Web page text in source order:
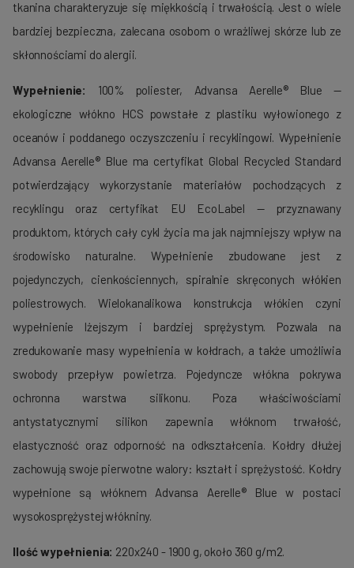
tkanina charakteryzuje się miękkością i trwałością. Jest o wiele
bardziej bezpieczna, zalecana osobom o wrażliwej skórze lub ze
skłonnościami do alergii.
Wypełnienie:
100% poliester, Advansa Aerelle® Blue —
ekologiczne włókno HCS powstałe z plastiku wyłowionego z
oceanów i poddanego oczyszczeniu i recyklingowi. Wypełnienie
Advansa Aerelle® Blue ma certyfikat Global Recycled Standard
potwierdzający wykorzystanie materiałów pochodzących z
recyklingu oraz certyfikat EU EcoLabel — przyznawany
produktom, których cały cykl życia ma jak najmniejszy wpływ na
środowisko naturalne. Wypełnienie zbudowane jest z
pojedynczych, cienkościennych, spiralnie skręconych włókien
poliestrowych. Wielokanalikowa konstrukcja włókien czyni
wypełnienie lżejszym i bardziej sprężystym. Pozwala na
zredukowanie masy wypełnienia w kołdrach, a także umożliwia
swobody przepływ powietrza. Pojedyncze włókna pokrywa
ochronna warstwa silikonu. Poza właściwościami
antystatycznymi silikon zapewnia włóknom trwałość,
elastyczność oraz odporność na odkształcenia. Kołdry dłużej
zachowują swoje pierwotne walory: kształt i sprężystość. Kołdry
wypełnione są włóknem Advansa Aerelle® Blue w postaci
wysokosprężystej włókniny.
Ilość wypełnienia: 220x240 - 1900 g, około 360 g/m2.